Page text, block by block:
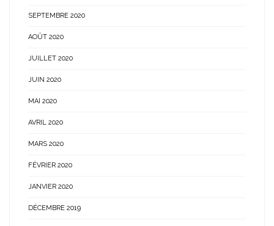
SEPTEMBRE 2020
AOÛT 2020
JUILLET 2020
JUIN 2020
MAI 2020
AVRIL 2020
MARS 2020
FÉVRIER 2020
JANVIER 2020
DÉCEMBRE 2019